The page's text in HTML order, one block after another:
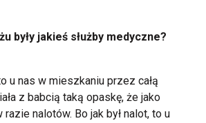
były jakieś służby medyczne?
u nas w mieszkaniu przez całą
z babcią taką opaskę, że jako
razie nalotów. Bo jak był nalot, to u